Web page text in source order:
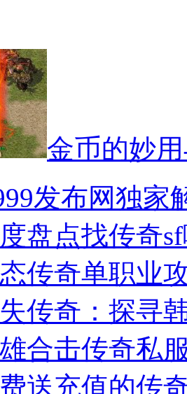
金币的妙
发布网独家
盘点找传奇
传奇单职业
传奇：探寻
合击传奇私
送充值的传